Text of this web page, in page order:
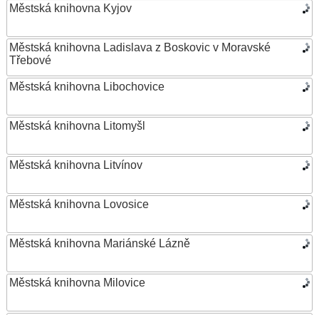
Městská knihovna Kyjov
Městská knihovna Ladislava z Boskovic v Moravské
Třebové
Městská knihovna Libochovice
Městská knihovna Litomyšl
Městská knihovna Litvínov
Městská knihovna Lovosice
Městská knihovna Mariánské Lázně
Městská knihovna Milovice